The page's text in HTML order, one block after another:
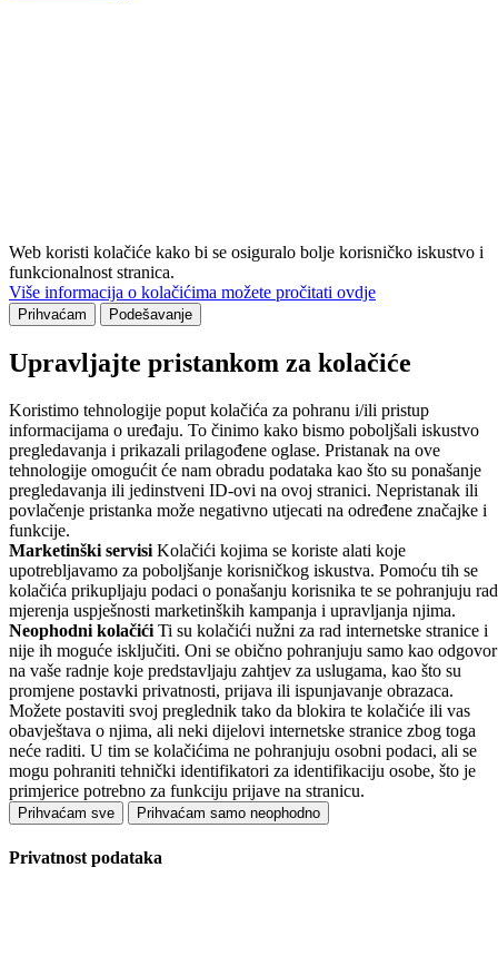
Web koristi kolačiće kako bi se osiguralo bolje korisničko iskustvo i
funkcionalnost stranica.
Više informacija o kolačićima možete pročitati ovdje
Prihvaćam Podešavanje
Upravljajte pristankom za kolačiće
Koristimo tehnologije poput kolačića za pohranu i/ili pristup
informacijama o uređaju. To činimo kako bismo poboljšali iskustvo
pregledavanja i prikazali prilagođene oglase. Pristanak na ove
tehnologije omogućit će nam obradu podataka kao što su ponašanje
pregledavanja ili jedinstveni ID-ovi na ovoj stranici. Nepristanak ili
povlačenje pristanka može negativno utjecati na određene značajke i
funkcije.
Marketinški servisi Kolačići kojima se koriste alati koje
upotrebljavamo za poboljšanje korisničkog iskustva. Pomoću tih se
kolačića prikupljaju podaci o ponašanju korisnika te se pohranjuju
mjerenja uspješnosti marketinških kampanja i upravljanja njima.
Neophodni kolačići Ti su kolačići nužni za rad internetske stranice i
nije ih moguće isključiti. Oni se obično pohranjuju samo kao odgovor
na vaše radnje koje predstavljaju zahtjev za uslugama, kao što su
promjene postavki privatnosti, prijava ili ispunjavanje obrazaca.
Možete postaviti svoj preglednik tako da blokira te kolačiće ili vas
obavještava o njima, ali neki dijelovi internetske stranice zbog toga
neće raditi. U tim se kolačićima ne pohranjuju osobni podaci, ali se
mogu pohraniti tehnički identifikatori za identifikaciju osobe, što je
primjerice potrebno za funkciju prijave na stranicu.
Prihvaćam sve Prihvaćam samo neophodno
Privatnost podataka